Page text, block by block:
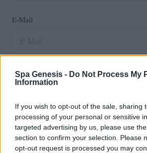
Spa Genesis - Do Not Process My
Information
If you wish to opt-out of the sale, sharing
processing of your personal or sensitive
targeted advertising by us, please use
section to confirm your selection. Please
opt-out request is processed you may
E-Mail
Κωδικός πρόσβασης
Επιβεβαίωση κωδικού πρόσβασης